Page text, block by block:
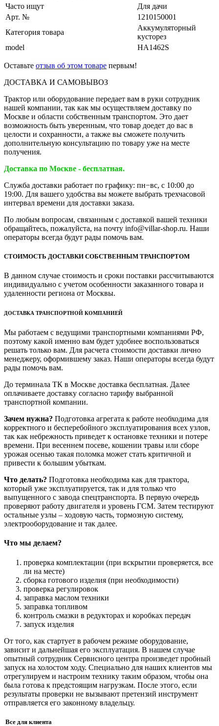
Часто ищут
Для дачи
Арт. №
1210150001
Категория товара
Аккумуляторный
кусторез
model
HA1462S
Оставьте отзыв об этом товаре первым!
ДОСТАВКА И САМОВЫВОЗ
Трактор или оборудование передает вам в руки сотрудник
нашей компании, так как мы осуществляем доставку по
Москве и области собственным транспортом. Это дает
возможность быть уверенным, что товар доедет до вас в
целости и сохранности, а также вы сможете получить
дополнительную консультацию по товару уже на месте
получения.
Доставка по Москве - бесплатная.
Служба доставки работает по графику: пн−вс, с 10:00 до
19:00. Для вашего удобства вы можете выбрать трехчасовой
интервал времени для доставки заказа.
По любым вопросам, связанным с доставкой вашей техники
обращайтесь, пожалуйста, на почту info@villar-shop.ru. Наши
операторы всегда будут рады помочь вам.
СТОИМОСТЬ ДОСТАВКИ СОБСТВЕННЫМ ТРАНСПОРТОМ
В данном случае стоимость и сроки поставки рассчитываются
индивидуально с учетом особенности заказанного товара и
удаленности региона от Москвы.
ДОСТАВКА ТРАНСПОРТНОЙ КОМПАНИЕЙ
Мы работаем с ведущими транспортными компаниями РФ,
поэтому какой именно вам будет удобнее воспользоваться
решать только вам. Для расчета стоимости доставки лично
менеджеру, оформившему заказ. Наши операторы всегда будут
рады помочь вам.
До терминала ТК в Москве доставка бесплатная. Далее
оплачиваете доставку согласно тарифу выбранной
транспортной компании.
Зачем нужна? Подготовка агрегата к работе необходима для
корректного и бесперебойного эксплуатирования всех узлов,
так как небрежность приведет к остановке техники и потере
времени. При весеннем посеве, кошении травы или сборе
урожая осенью такая поломка может стать критичной и
привести к большим убыткам.
Что делать? Подготовка необходима как для трактора,
который уже эксплуатируется, так и для только что
выпущенного с завода спецтранспорта. В первую очередь
проверяют работу двигателя и уровень ГСМ. Затем тестируют
остальные узлы – ходовую часть, тормозную систему,
электрооборудование и так далее.
Что мы делаем?
проверка комплектации (при вскрытии проверяется, все
ли на месте)
сборка готового изделия (при необходимости)
проверка регулировок
заправка маслом техники
заправка топливом
контроль смазки в редукторах и коробках передач
запуск изделия
От того, как стартует в рабочем режиме оборудование,
зависит и дальнейшая его эксплуатация. В нашем случае
опытный сотрудник Сервисного центра произведет пробный
запуск на холостом ходу. Специально для наших клиентов мы
отрегулируем и настроим технику таким образом, чтобы она
была готова к предстоящим нагрузкам. После этого, если
результаты проверки не вызывают претензий инструмент
отправляется его законному владельцу.
Все для клиента